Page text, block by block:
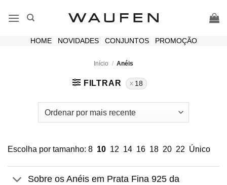
HOME| NOVIDADES| CONJUNTOS| PROMOÇÃO
Início / Anéis
FILTRAR 18
Escolha por tamanho: 8 10 12 14 16 18 20 22 Único
Sobre os Anéis em Prata Fina 925 da